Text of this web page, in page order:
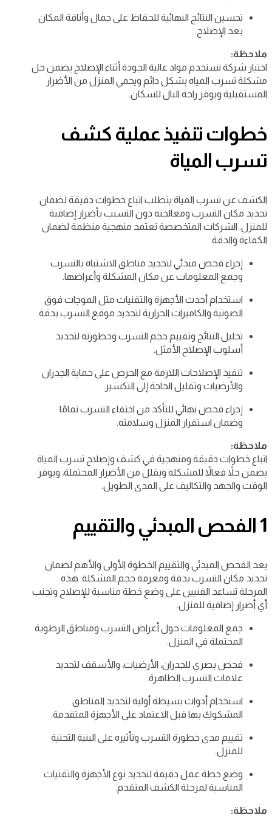
تحسين النتائج النهائية للحفاظ على جمال وأناقة المكان
بعد الإصلاح.
ملاحظة:
اختيار شركة تستخدم مواد عالية الجودة أثناء الإصلاح يضمن حل
مشكلة تسرب المياه بشكل دائم ويحمي المنزل من الأضرار
المستقبلية ويوفر راحة البال للسكان.
خطوات تنفيذ عملية كشف
تسرب المياة
الكشف عن تسرب المياة يتطلب اتباع خطوات دقيقة لضمان
تحديد مكان التسرب ومعالجته دون التسبب بأضرار إضافية
للمنزل. الشركات المتخصصة تعتمد منهجية منظمة لضمان
الكفاءة والدقة.
إجراء فحص مبدئي لتحديد مناطق الاشتباه بالتسرب
وجمع المعلومات عن مكان المشكلة وأعراضها.
استخدام أحدث الأجهزة والتقنيات مثل الموجات فوق
الصوتية والكاميرات الحرارية لتحديد موقع التسرب بدقة.
تحليل النتائج وتقييم حجم التسرب وخطورته لتحديد
أسلوب الإصلاح الأمثل.
تنفيذ الإصلاحات اللازمة مع الحرص على حماية الجدران
والأرضيات وتقليل الحاجة إلى التكسير.
إجراء فحص نهائي للتأكد من اختفاء التسرب تمامًا
وضمان استقرار المنزل وسلامته.
ملاحظة:
اتباع خطوات دقيقة ومنهجية في كشف وإصلاح تسرب المياة
يضمن حلاً فعالاً للمشكلة ويقلل من الأضرار المحتملة، ويوفر
الوقت والجهد والتكاليف على المدى الطويل.
1 الفحص المبدئي والتقييم
يعد الفحص المبدئي والتقييم الخطوة الأولى والأهم لضمان
تحديد مكان التسرب بدقة ومعرفة حجم المشكلة. هذه
المرحلة تساعد الفنيين على وضع خطة مناسبة للإصلاح وتجنب
أي أضرار إضافية للمنزل.
جمع المعلومات حول أعراض التسرب ومناطق الرطوبة
المحتملة في المنزل.
فحص بصري للجدران، الأرضيات، والأسقف لتحديد
علامات التسرب الظاهرة.
استخدام أدوات بسيطة أولية لتحديد المناطق
المشكوك بها قبل الاعتماد على الأجهزة المتقدمة.
تقييم مدى خطورة التسرب وتأثيره على البنية التحتية
للمنزل.
وضع خطة عمل دقيقة لتحديد نوع الأجهزة والتقنيات
المناسبة لمرحلة الكشف المتقدم.
ملاحظة: